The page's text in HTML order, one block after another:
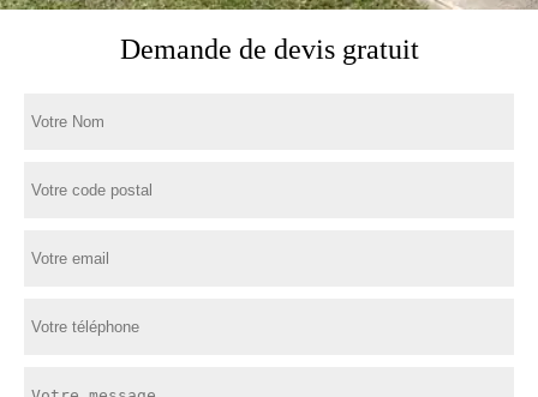
Demande de devis gratuit